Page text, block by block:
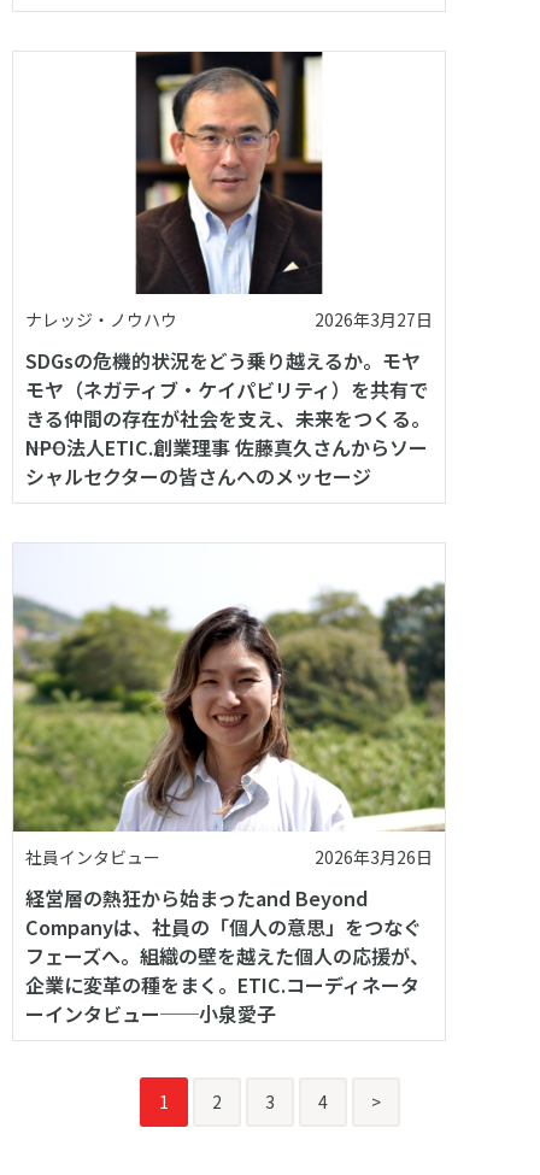
ナレッジ・ノウハウ 2026年3月27日
SDGsの危機的状況をどう乗り越えるか。モヤ
モヤ（ネガティブ・ケイパビリティ）を共有で
きる仲間の存在が社会を支え、未来をつくる。
――NPO法人ETIC.創業理事 佐藤真久さんからソー
シャルセクターの皆さんへのメッセージ
社員インタビュー 2026年3月26日
経営層の熱狂から始まったand Beyond
Companyは、社員の「個人の意思」をつなぐ
フェーズへ。組織の壁を越えた個人の応援が、
企業に変革の種をまく。ETIC.コーディネータ
ーインタビュー──小泉愛子
1 2 3 4 次
>